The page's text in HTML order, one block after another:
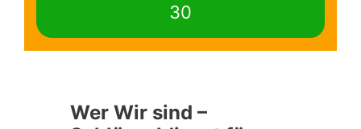
30
Wer Wir sind –